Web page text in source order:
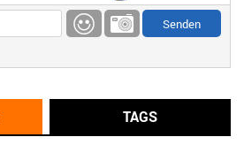
9/1/20226:17
TAGS